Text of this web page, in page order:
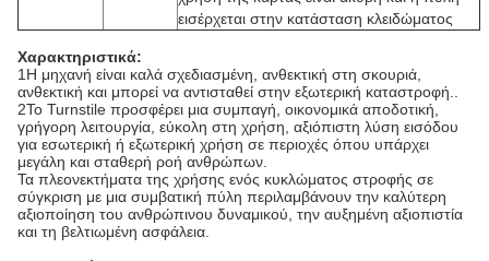
εισέρχεται στην κατάσταση κλειδώματος
Χαρακτηριστικά:
1Η μηχανή είναι καλά σχεδιασμένη, ανθεκτική στη σκουριά,
ανθεκτική και μπορεί να αντισταθεί στην εξωτερική καταστροφή..
2Το Turnstile προσφέρει μια συμπαγή, οικονομικά αποδοτική,
γρήγορη λειτουργία, εύκολη στη χρήση, αξιόπιστη λύση εισόδου
για εσωτερική ή εξωτερική χρήση σε περιοχές όπου υπάρχει
μεγάλη και σταθερή ροή ανθρώπων.
Τα πλεονεκτήματα της χρήσης ενός κυκλώματος στροφής σε
σύγκριση με μια συμβατική πύλη περιλαμβάνουν την καλύτερη
αξιοποίηση του ανθρώπινου δυναμικού, την αυξημένη αξιοπιστία
και τη βελτιωμένη ασφάλεια.